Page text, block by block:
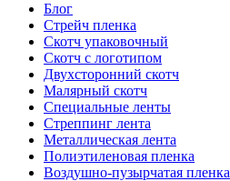
Блог
Стрейч пленка
Скотч упаковочный
Скотч с логотипом
Двухсторонний скотч
Малярный скотч
Специальные ленты
Стреппинг лента
Металлическая лента
Полиэтиленовая пленка
Воздушно-пузырчатая пленка